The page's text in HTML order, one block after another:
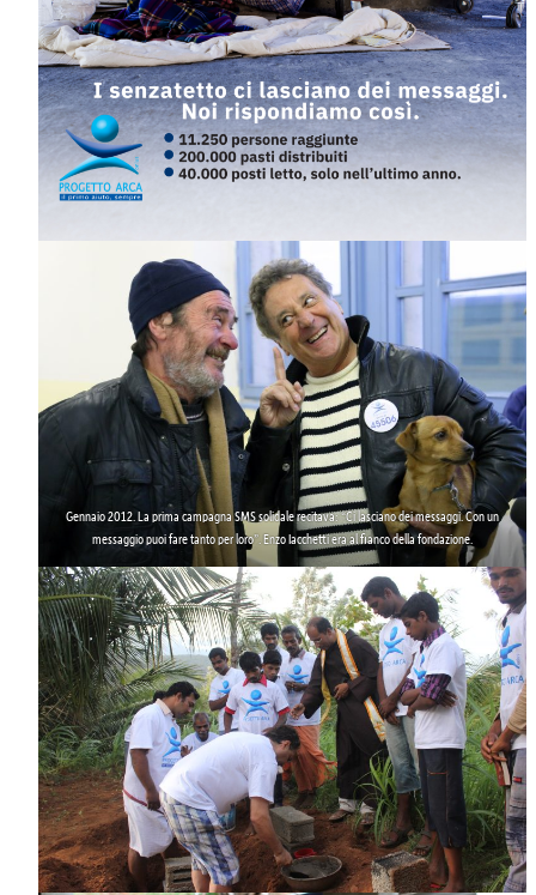
Gennaio 2012. La prima campagna SMSsolidale recitava: “Ci lasciano dei messaggi. Con un
messaggio puoi fare tanto per loro”. Enzo Iacchetti era al fianco della fondazione.